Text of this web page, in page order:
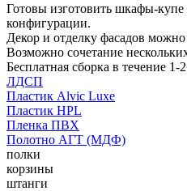
Готовы изготовить шкафы-купе
конфигурации.
Декор и отделку фасадов
Возможно сочетание
Бесплатная сборка в течение 1-
ЛДСП
Пластик Alvic Luxe
Пластик HPL
Пленка ПВХ
Полотно АГТ (МДФ)
полки
корзины
штанги